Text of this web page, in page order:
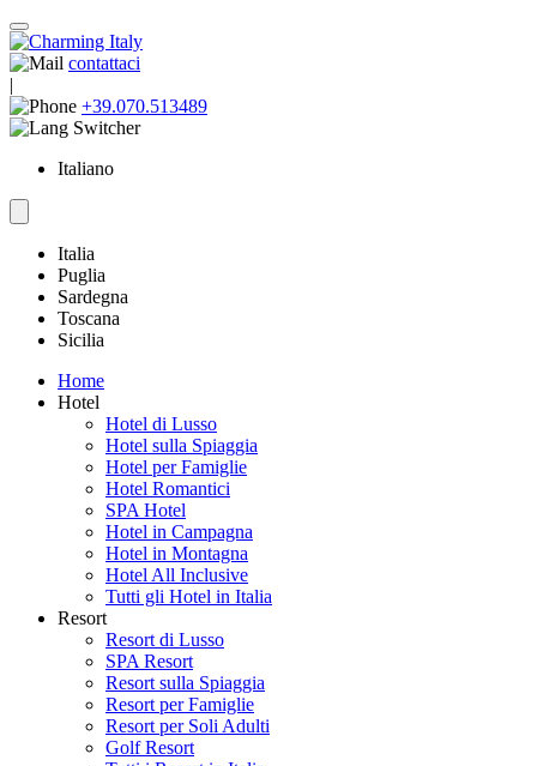
contattaci
|
+39.070.513489
Italiano
Italia
Puglia
Sardegna
Toscana
Sicilia
Home
Hotel
Hotel di Lusso
Hotel sulla Spiaggia
Hotel per Famiglie
Hotel Romantici
SPA Hotel
Hotel in Campagna
Hotel in Montagna
Hotel All Inclusive
Tutti gli Hotel in Italia
Resort
Resort di Lusso
SPA Resort
Resort sulla Spiaggia
Resort per Famiglie
Resort per Soli Adulti
Golf Resort